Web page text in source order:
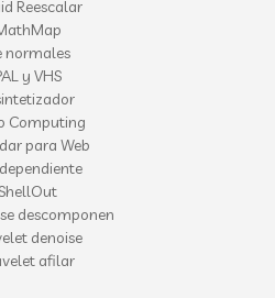
Reescalar
normales
y VHS
Computing
para Web
descomponen
denoise
afilar